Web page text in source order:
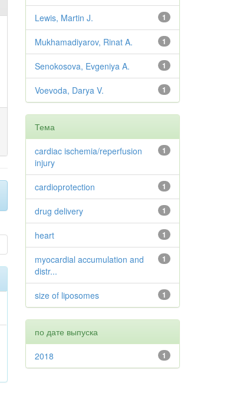
1
Lewis, Martin J.
1
Mukhamadiyarov, Rinat A.
1
Senokosova, Evgeniya A.
1
Voevoda, Darya V.
Тема
1
cardiac ischemia/reperfusion
injury
1
cardioprotection
1
drug delivery
1
heart
1
myocardial accumulation and
distr...
1
size of liposomes
по дате выпуска
1
2018